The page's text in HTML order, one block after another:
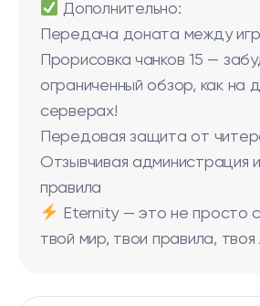
Дополнительно:
Передача доната между
Прорисовка чанков 15 —
ограниченный обзор, как на
серверах!
Передовая защита от
Отзывчивая администрация
правила
Eternity — это не просто
твой мир, твои правила, твоя